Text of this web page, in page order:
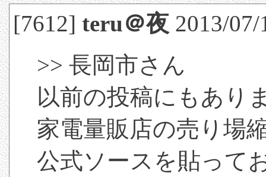
[7612]teru＠夜 2013/07/
>> 長岡市さん
以前の投稿にもあり
家電量販店の売り場
公式ソースを貼って